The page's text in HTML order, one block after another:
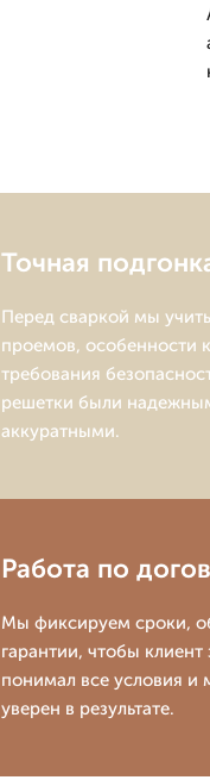
Точная
Перед сваркой мы
проемов, особенности
требования
решетки были
аккуратными.
Работа по
Мы фиксируем сроки,
гарантии, чтобы клиент
понимал все условия и
уверен в результате.